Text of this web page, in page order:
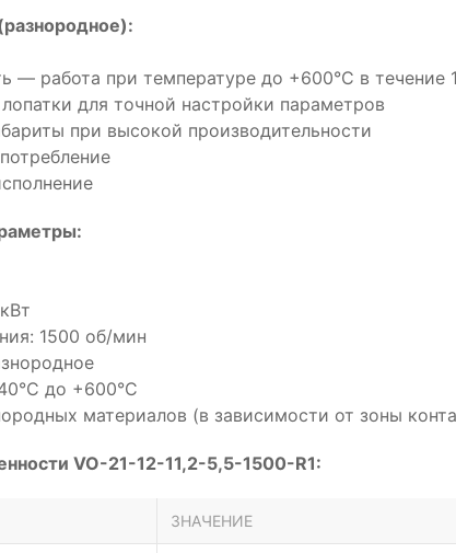
— работа при температуре до +600°С в течение
для точной настройки параметров
при высокой производительности
1500 об/мин
до +600°С
материалов (в зависимости от зоны
VO-21-12-11,2-5,5-1500-R1:
ЗНАЧЕНИЕ